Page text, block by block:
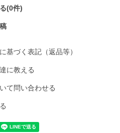
(0件)
基づく表記（返品等）
に教える
て問い合わせる